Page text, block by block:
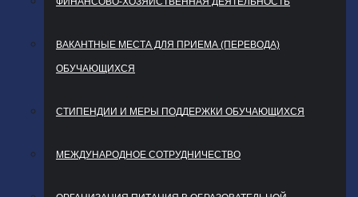
ВАКАНТНЫЕ МЕСТА ДЛЯ ПРИЕМА (ПЕРЕВОДА)
ОБУЧАЮЩИХСЯ
СТИПЕНДИИ И МЕРЫ ПОДДЕРЖКИ ОБУЧАЮЩИХСЯ
МЕЖДУНАРОДНОЕ СОТРУДНИЧЕСТВО